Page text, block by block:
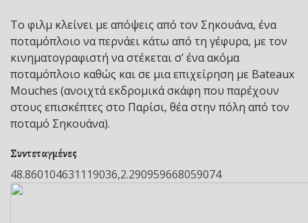
Το φιλμ κλείνει με απόψεις από τον Σηκουάνα, ένα
ποταμόπλοιο να περνάει κάτω από τη γέφυρα, με τον
κινηματογραφιστή να στέκεται σ’ ένα ακόμα
ποταμόπλοιο καθώς και σε μια επιχείρηση με Bateaux
Mouches (ανοιχτά εκδρομικά σκάφη που παρέχουν
στους επισκέπτες στο Παρίσι, θέα στην πόλη από τον
ποταμό Σηκουάνα).
Συντεταγμένες
48.860104631119036,2.290959668059074